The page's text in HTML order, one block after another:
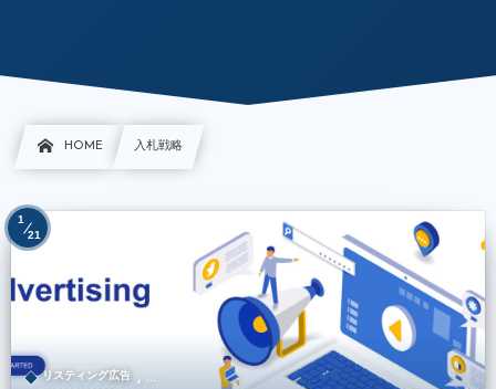
HOME 入札戦略
リスティング広告 , …
1
21